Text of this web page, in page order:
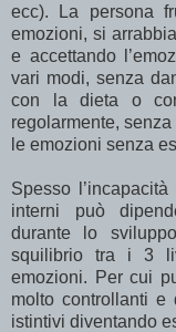
ecc). La persona
emozioni, si
e accettando
vari modi, senza
con la dieta o
regolarmente,
le emozioni senza
Spesso
interni può
durante lo
squilibrio tra i 3
emozioni. Per cui
molto controllanti
istintivi diventando